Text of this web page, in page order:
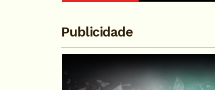
Publicidade